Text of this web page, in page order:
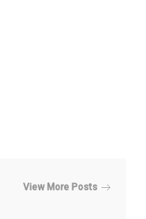
View More Posts